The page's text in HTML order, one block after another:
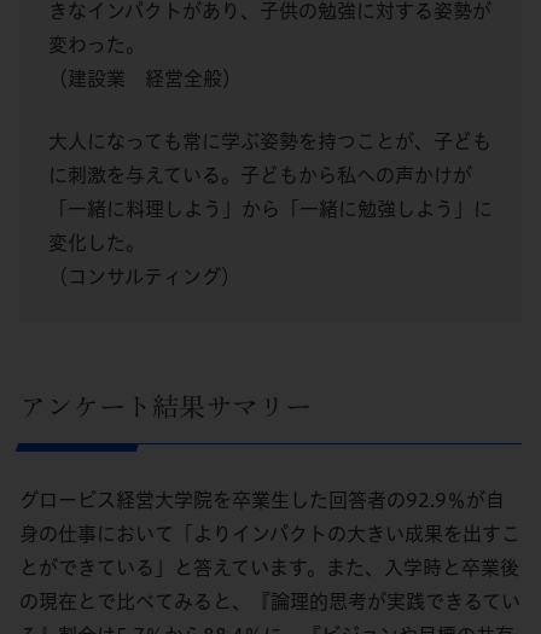
きなインパクトがあり、子供の勉強に対する姿勢が
変わった。
（建設業 経営全般）
大人になっても常に学ぶ姿勢を持つことが、子ども
に刺激を与えている。子どもから私への声かけが
「一緒に料理しよう」から「一緒に勉強しよう」に
変化した。
（コンサルティング）
アンケート結果サマリー
グロービス経営大学院を卒業生した回答者の92.9％が自
身の仕事において「よりインパクトの大きい成果を出すこ
とができている」と答えています。また、入学時と卒業後
の現在とで比べてみると、『論理的思考が実践できるてい